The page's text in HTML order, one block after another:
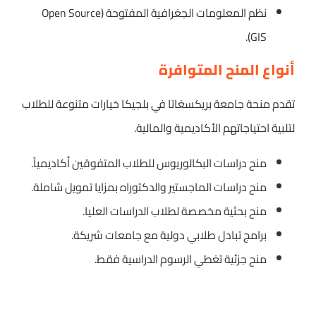
نظم المعلومات الجغرافية المفتوحة (Open Source
GIS).
أنواع المنح المتوافرة
تقدم منحة جامعة بريكسغاتا في بلجيكا خيارات متنوعة للطلاب
لتلبية احتياجاتهم الأكاديمية والمالية.
منح دراسات البكالوريوس للطلاب المتفوقين أكاديمياً.
منح دراسات الماجستير والدكتوراه بمزايا تمويل شاملة.
منح بحثية مخصصة لطلاب الدراسات العليا.
برامج تبادل طلابي دولية مع جامعات شريكة.
منح جزئية تغطي الرسوم الدراسية فقط.